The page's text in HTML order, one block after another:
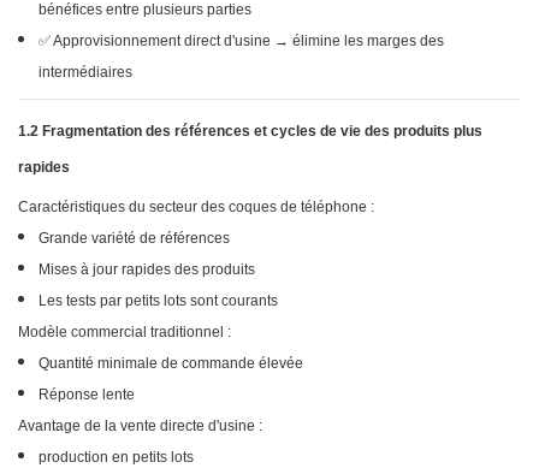
bénéfices entre plusieurs parties
✅ Approvisionnement direct d'usine → élimine les marges des
intermédiaires
1.2 Fragmentation des références et cycles de vie des produits plus
rapides
Caractéristiques du secteur des coques de téléphone :
Grande variété de références
Mises à jour rapides des produits
Les tests par petits lots sont courants
Modèle commercial traditionnel :
Quantité minimale de commande élevée
Réponse lente
Avantage de la vente directe d'usine :
production en petits lots